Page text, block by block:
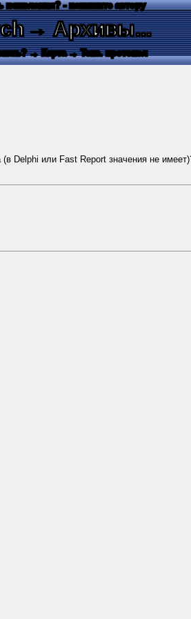
пожелания? - напишите автору
→ Архивы...
→ Карта → Текс. протокол
Delphi или Fast Report значения не